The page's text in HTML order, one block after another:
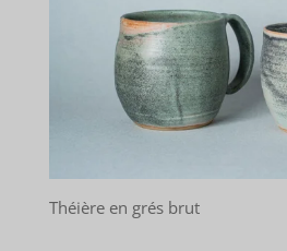
Théière en grés brut